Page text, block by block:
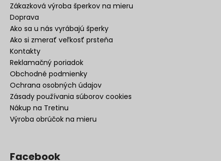
Zákazková výroba šperkov na mieru
Doprava
Ako sa u nás vyrábajú šperky
Ako si zmerať veľkosť prsteňa
Kontakty
Reklamačný poriadok
Obchodné podmienky
Ochrana osobných údajov
Zásady používania súborov cookies
Nákup na Tretinu
Výroba obrúčok na mieru
Facebook